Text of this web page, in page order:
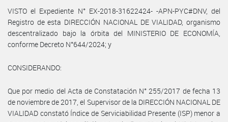
VISTO el Expediente N° EX-2018-31622424- -APN-PYC#DNV, del
Registro de esta DIRECCIÓN NACIONAL DE VIALIDAD, organismo
descentralizado bajo la órbita del MINISTERIO DE ECONOMÍA,
conforme Decreto N°644/2024; y
CONSIDERANDO:
Que por medio del Acta de Constatación N° 255/2017 de fecha 13
de noviembre de 2017, el Supervisor de la DIRECCIÓN NACIONAL DE
VIALIDAD constató Índice de Serviciabilidad Presente (ISP) menor a